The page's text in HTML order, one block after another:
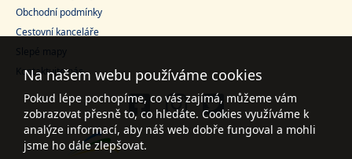
Obchodní podmínky
Cestovní kanceláře
Slepé mapy
Kontaktujte nás
Na našem webu používáme cookies
Pokud lépe pochopíme, co vás zajímá, můžeme vám
zobrazovat přesně to, co hledáte. Cookies využíváme k
analýze informací, aby náš web dobře fungoval a mohli
jsme ho dále zlepšovat.